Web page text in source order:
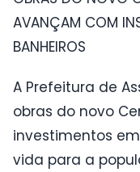
AVANÇAM COM
BANHEIROS
A Prefeitura de
obras do novo
investimentos
vida para a